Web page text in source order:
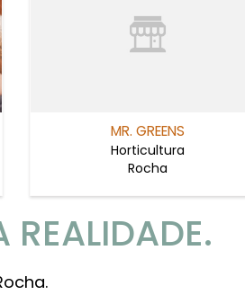
MR. GREENS
Horticultura
Rocha